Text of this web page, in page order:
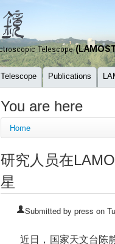
Telescope Publications
You are here
Home
研究人员在
星
Submitted by press on
近日，国家天文台陈